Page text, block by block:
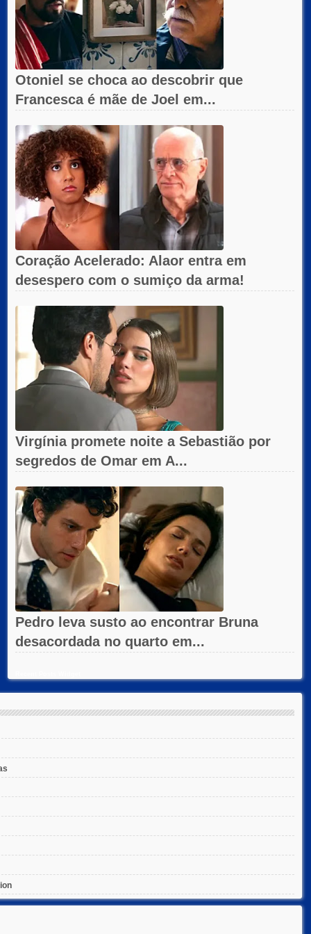
Otoniel se choca ao descobrir que
Francesca é mãe de Joel em...
Coração Acelerado: Alaor entra em
desespero com o sumiço da arma!
Virgínia promete noite a Sebastião por
segredos de Omar em A...
Pedro leva susto ao encontrar Bruna
desacordada no quarto em...